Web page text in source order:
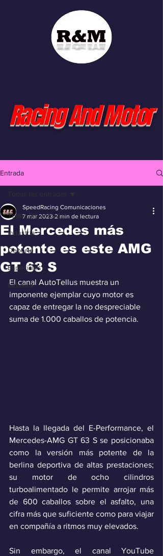
Racing And Motor
Entrada
Todas las entradas
Industria
Deporte
Especiales
Industra
Todas las entradas
El Mercedes más
potente es este AMG
GT 63 S
SpeedRacing Comunicaciones
7 mar 2023 2 min de lectura
El canal AutoTellus muestra un
imponente ejemplar cuyo motor es
capaz de entregar la no despreciable
suma de 1.000 caballos de potencia.
Hasta la llegada del E-Performance, el
Mercedes-AMG GT 63 S se posicionaba
como la versión más potente de la
berlina deportiva de altas prestaciones;
su motor de ocho cilindros
turboalimentado le permite arrojar más
de 600 caballos sobre el asfalto, una
cifra más que suficiente como para viajar
en compañía a ritmos muy elevados.
Sin embargo, el canal YouTube